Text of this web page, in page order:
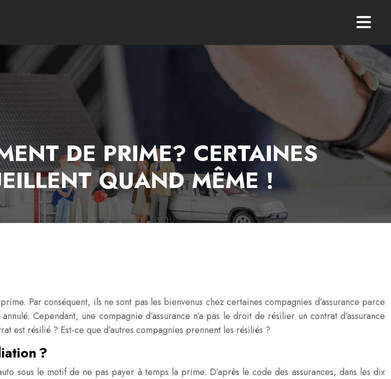
DE PRIME? CERTAINES
QUAND MÊME !
Par conséquent, ils ne sont pas les bienvenus chez certaines compagnies d’assurance parce
Cependant, une compagnie d’assurance n’a pas le droit de résilier un contrat d’assurance
est résilié ? Est-ce que d’autres compagnies prennent les résiliés ?
?
sous le motif de ne pas payer à temps la prime. D’après le code des assurances, dans les dix